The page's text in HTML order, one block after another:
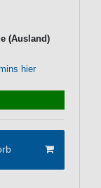
(Ausland)
hier